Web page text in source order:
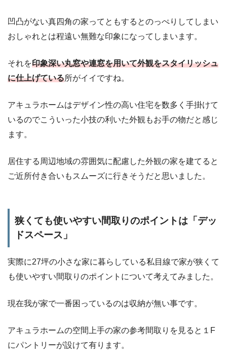
凹凸がない真四角の家ってともするとのっぺりしてしまい
おしゃれとは程遠い無難な印象になってしまいます。
それを印象深い丸窓や連窓を用いて外観をスタイリッシュ
に仕上げている所がイイですね。
アキュラホームはデザイン性の高い住宅を数多く手掛けて
いるのでこういった小技の利いた外観もお手の物だと感じ
ます。
居住する周辺地域の雰囲気に配慮した外観の家を建てると
ご近所付き合いもスムーズに行きそうだと思いました。
狭くても使いやすい間取りのポイントは「デッ
ドスペース」
実際に27坪の小さな家に暮らしている私目線で家が狭くて
も使いやすい間取りのポイントについて考えてみました。
現在我が家で一番困っているのは収納が無い事です。
アキュラホームの空間上手の家の参考間取りを見ると１F
にパントリーが設けて有ります。